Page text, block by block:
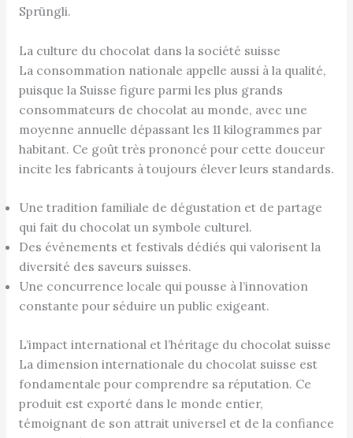
Sprüngli.
La culture du chocolat dans la société suisse
La consommation nationale appelle aussi à la qualité,
puisque la Suisse figure parmi les plus grands
consommateurs de chocolat au monde, avec une
moyenne annuelle dépassant les 11 kilogrammes par
habitant. Ce goût très prononcé pour cette douceur
incite les fabricants à toujours élever leurs standards.
Une tradition familiale de dégustation et de partage
qui fait du chocolat un symbole culturel.
Des événements et festivals dédiés qui valorisent la
diversité des saveurs suisses.
Une concurrence locale qui pousse à l’innovation
constante pour séduire un public exigeant.
L’impact international et l’héritage du chocolat suisse
La dimension internationale du chocolat suisse est
fondamentale pour comprendre sa réputation. Ce
produit est exporté dans le monde entier,
témoignant de son attrait universel et de la confiance